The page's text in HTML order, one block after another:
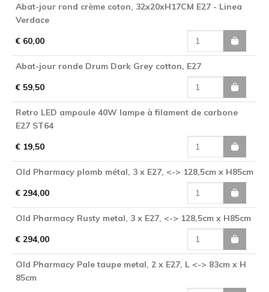
Abat-jour rond crème coton, 32x20xH17CM E27 - Linea
Verdace
€ 60,00
Abat-jour ronde Drum Dark Grey cotton, E27
€ 59,50
Retro LED ampoule 40W lampe à filament de carbone
E27 ST64
€ 19,50
Old Pharmacy plomb métal, 3 x E27, <-> 128,5cm x H85cm
€ 294,00
Old Pharmacy Rusty metal, 3 x E27, <-> 128,5cm x H85cm
€ 294,00
Old Pharmacy Pale taupe metal, 2 x E27, L <-> 83cm x H
85cm